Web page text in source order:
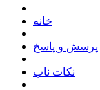
خانه
پرسش و پاسخ
نکات ناب